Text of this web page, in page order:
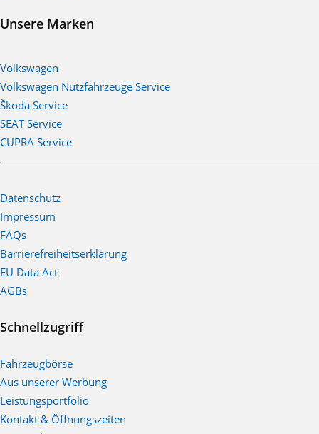
Unsere Marken
Volkswagen
Volkswagen Nutzfahrzeuge Service
Škoda Service
SEAT Service
CUPRA Service
Datenschutz
Impressum
FAQs
Barrierefreiheitserklärung
EU Data Act
AGBs
Schnellzugriff
Fahrzeugbörse
Aus unserer Werbung
Leistungsportfolio
Kontakt & Öffnungszeiten